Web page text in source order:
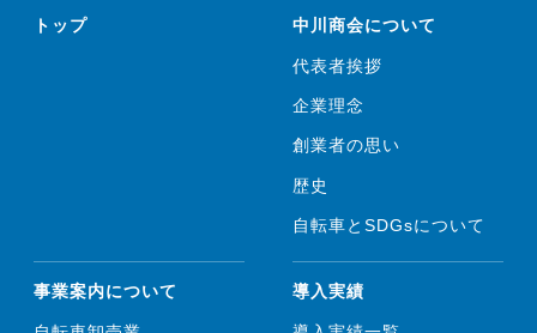
トップ 中川商会について
代表者挨拶
企業理念
創業者の思い
歴史
自転車とSDGsについて
事業案内について 導入実績